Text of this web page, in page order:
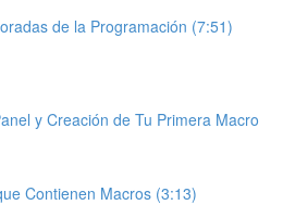
de la Programación (7:51)
y Creación de Tu Primera Macro
Contienen Macros (3:13)